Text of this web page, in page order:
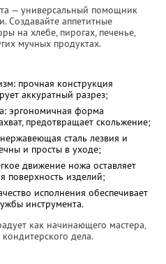
— универсальный помощник
Создавайте аппетитные
на хлебе, пирогах, печенье,
мучных продуктах.
прочная конструкция
аккуратный разрез;
эргономичная форма
предотвращает скольжение;
сталь лезвия и
и просты в уходе;
движение ножа оставляет
поверхность изделий;
исполнения обеспечивает
инструмента.
как начинающего мастера,
дела.